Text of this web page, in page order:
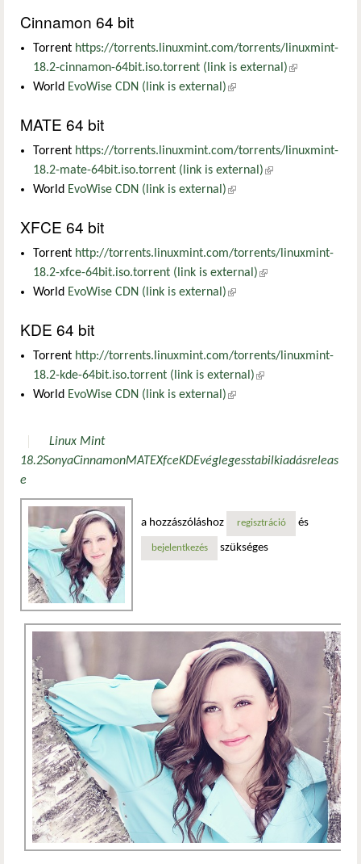
Cinnamon 64 bit
Torrent https://torrents.linuxmint.com/torrents/linuxmint-
18.2-cinnamon-64bit.iso.torrent (link is external)(külső
World EvoWise CDN (link is external)(külső hivatkozás)
MATE 64 bit
Torrent https://torrents.linuxmint.com/torrents/linuxmint-
18.2-mate-64bit.iso.torrent (link is external)(külső hivatkozás)
World EvoWise CDN (link is external)(külső hivatkozás)
XFCE 64 bit
Torrent http://torrents.linuxmint.com/torrents/linuxmint-
18.2-xfce-64bit.iso.torrent (link is external)(külső hivatkozás)
World EvoWise CDN (link is external)(külső hivatkozás)
KDE 64 bit
Torrent http://torrents.linuxmint.com/torrents/linuxmint-
18.2-kde-64bit.iso.torrent (link is external)(külső hivatkozás)
World EvoWise CDN (link is external)(külső hivatkozás)
Linux Mint
18.2SonyaCinnamonMATEXfceKDEvéglegesstabilkiadásreleas
e
a hozzászóláshoz regisztráció és
bejelentkezés szükséges